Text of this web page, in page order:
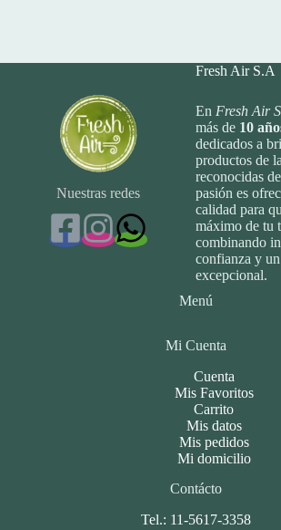
Nuestras redes
Fresh Air S.A
En Fresh Air
más de 10
dedicados a
productos de
reconocidas
pasión es
calidad para
máximo de tu
combinando
confianza y
excepcional.
Menú
Mi Cuenta
Cuenta
Mis Favoritos
Carrito
Mis datos
Mis pedidos
Mi domicilio
Contácto
Tel.: 11-5617-3358